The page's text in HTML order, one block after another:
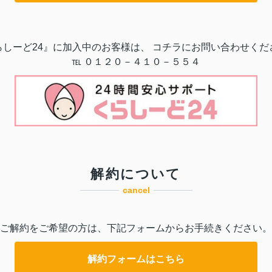
しーど24』に加入中のお客様は、 コチラにお問い合わせくだ
℡ ０１２０－４１０－５５４
解約について
cancel
ご解約をご希望の方は、下記フォームからお手続きください。
解約フォームはこちら